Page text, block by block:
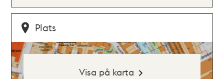
Plats
Visa på karta